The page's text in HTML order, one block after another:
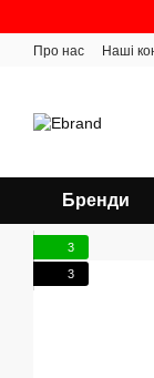
Про нас Наші
Бренди
3
3